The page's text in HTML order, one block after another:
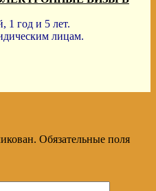
1 год и 5 лет.
лицам.
Обязательные поля